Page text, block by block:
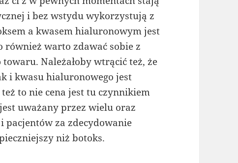
i bez wstydu wykorzystują z
a kwasem hialuronowym jest
również warto zdawać sobie z
Należałoby wtrącić też, że
i kwasu hialuronowego jest
to nie cena jest tu czynnikiem
uważany przez wielu oraz
pacjentów za zdecydowanie
niż botoks.